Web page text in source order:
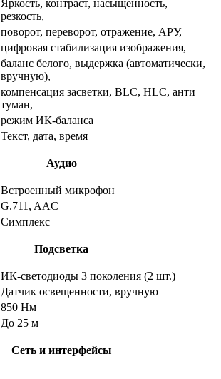
Яркость, контраст, насыщенность,
резкость,
поворот, переворот, отражение, АРУ,
цифровая стабилизация изображения,
баланс белого, выдержка (автоматически,
вручную),
компенсация засветки, BLC, HLC, анти
туман,
режим ИК-баланса
Текст, дата, время
Аудио
Встроенный микрофон
G.711, AAC
Симплекс
Подсветка
ИК-светодиоды 3 поколения (2 шт.)
Датчик освещенности, вручную
850 Нм
До 25 м
Сеть и интерфейсы